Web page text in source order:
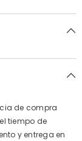
de compra
tiempo de
y entrega en